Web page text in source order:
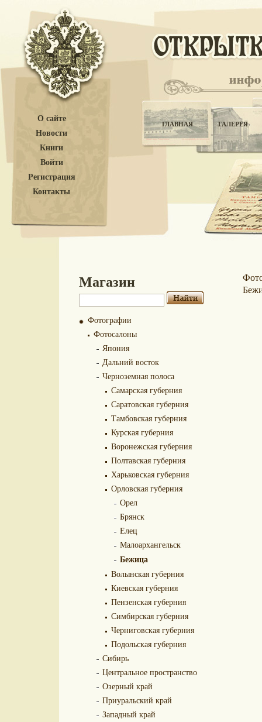
О сайте
Новости
Книги
Войти
Регистрация
Контакты
ГЛАВНАЯ ГАЛЕРЕЯ
Магазин
Фотографии
Фотосалоны
Япония
Дальний восток
Черноземная полоса
Самарская губерния
Саратовская губерния
Тамбовская губерния
Курская губерния
Воронежская губерния
Полтавская губерния
Харьковская губерния
Орловская губерния
Орел
Брянск
Елец
Малоархангельск
Бежица
Волынская губерния
Киевская губерния
Пензенская губерния
Симбирская губерния
Черниговская губерния
Подольская губерния
Сибирь
Центральное пространство
Озерный край
Приуральский край
Западный край